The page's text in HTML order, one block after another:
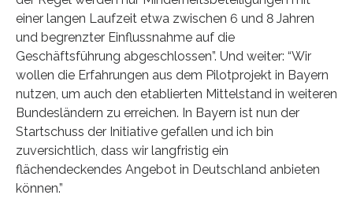
einer langen Laufzeit etwa zwischen 6 und 8 Jahren
und begrenzter Einflussnahme auf die
Geschäftsführung abgeschlossen”. Und weiter: “Wir
wollen die Erfahrungen aus dem Pilotprojekt in Bayern
nutzen, um auch den etablierten Mittelstand in weiteren
Bundesländern zu erreichen. In Bayern ist nun der
Startschuss der Initiative gefallen und ich bin
zuversichtlich, dass wir langfristig ein
flächendeckendes Angebot in Deutschland anbieten
können.”